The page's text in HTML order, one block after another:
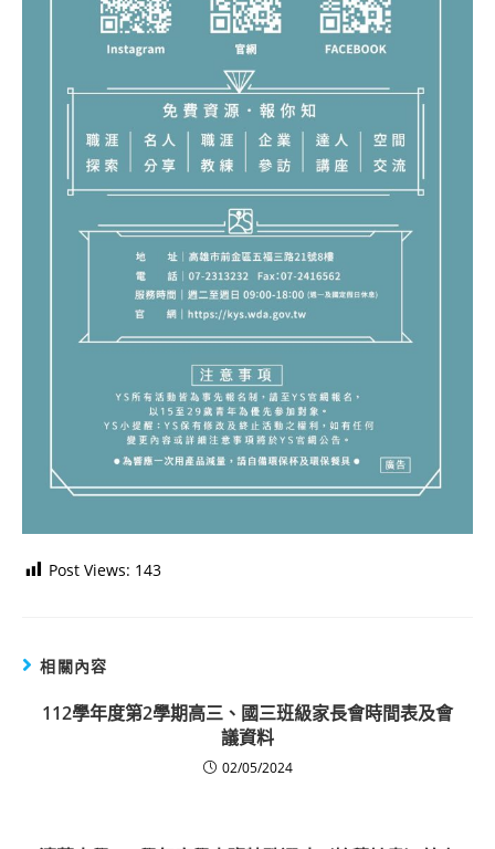
Post Views: 143
相關內容
112學年度第2學期高三、國三班級家長會時間表及會
議資料
02/05/2024